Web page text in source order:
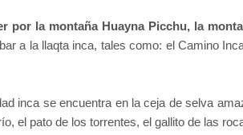
la montaña Huayna Picchu, la
a la llaqta inca, tales como: el Camino
inca se encuentra en la ceja de selva
el pato de los torrentes, el gallito de las